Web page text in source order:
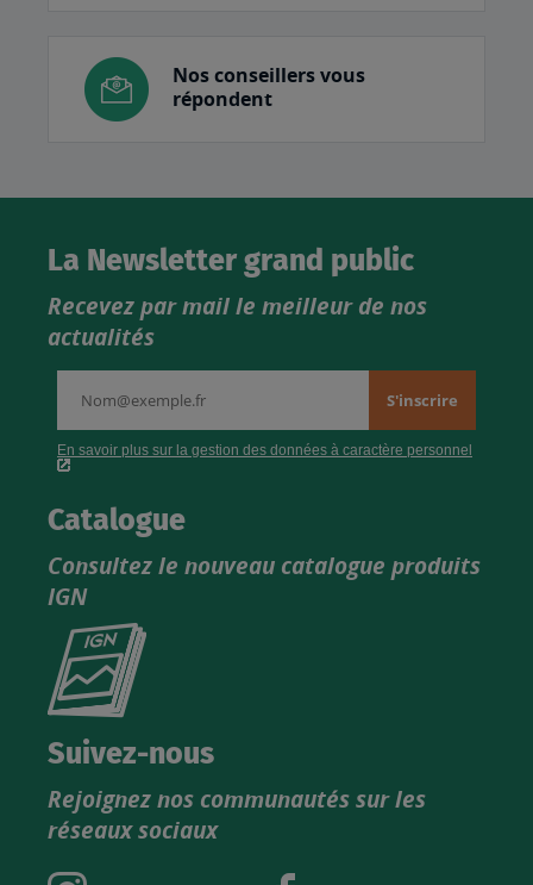
Nos conseillers vous
répondent
La Newsletter grand public
Recevez par mail le meilleur de nos
actualités
Catalogue
Consultez le nouveau catalogue produits
IGN
Consultez
catalogue
Suivez-nous
Rejoignez nos communautés sur les
réseaux sociaux